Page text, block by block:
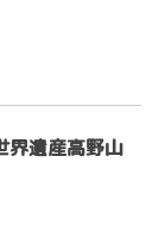
遺産高野山